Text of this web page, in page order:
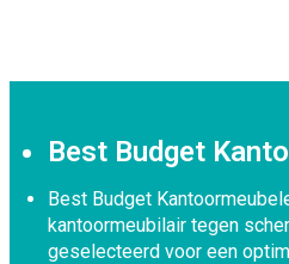
Best Budget
Best Budget
kantoormeubilair tegen
geselecteerd voor een